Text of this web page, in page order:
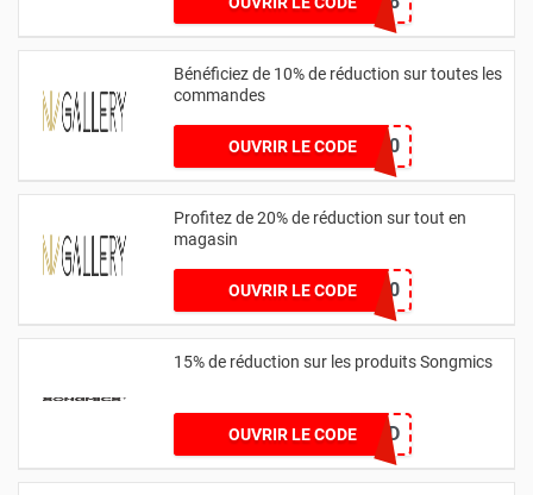
Bénéficiez de 10% de réduction sur toutes les
commandes
OUVRIR LE CODE
SOFIANV10
Profitez de 20% de réduction sur tout en
magasin
OUVRIR LE CODESAVE20
15% de réduction sur les produits Songmics
OUVRIR LE CODE12FD